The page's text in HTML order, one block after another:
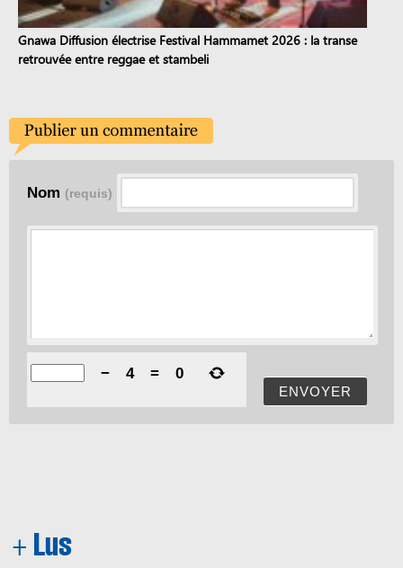
Gnawa Diffusion électrise Festival Hammamet 2026 : la transe
retrouvée entre reggae et stambeli
Nom (requis)
ENVOYER
− 4 = 0